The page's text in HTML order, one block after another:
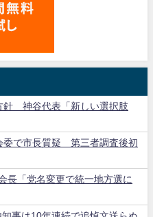
針 神谷代表「新しい選択肢
委で市長質疑 第三者調査後初
「党名変更で統一地方選に